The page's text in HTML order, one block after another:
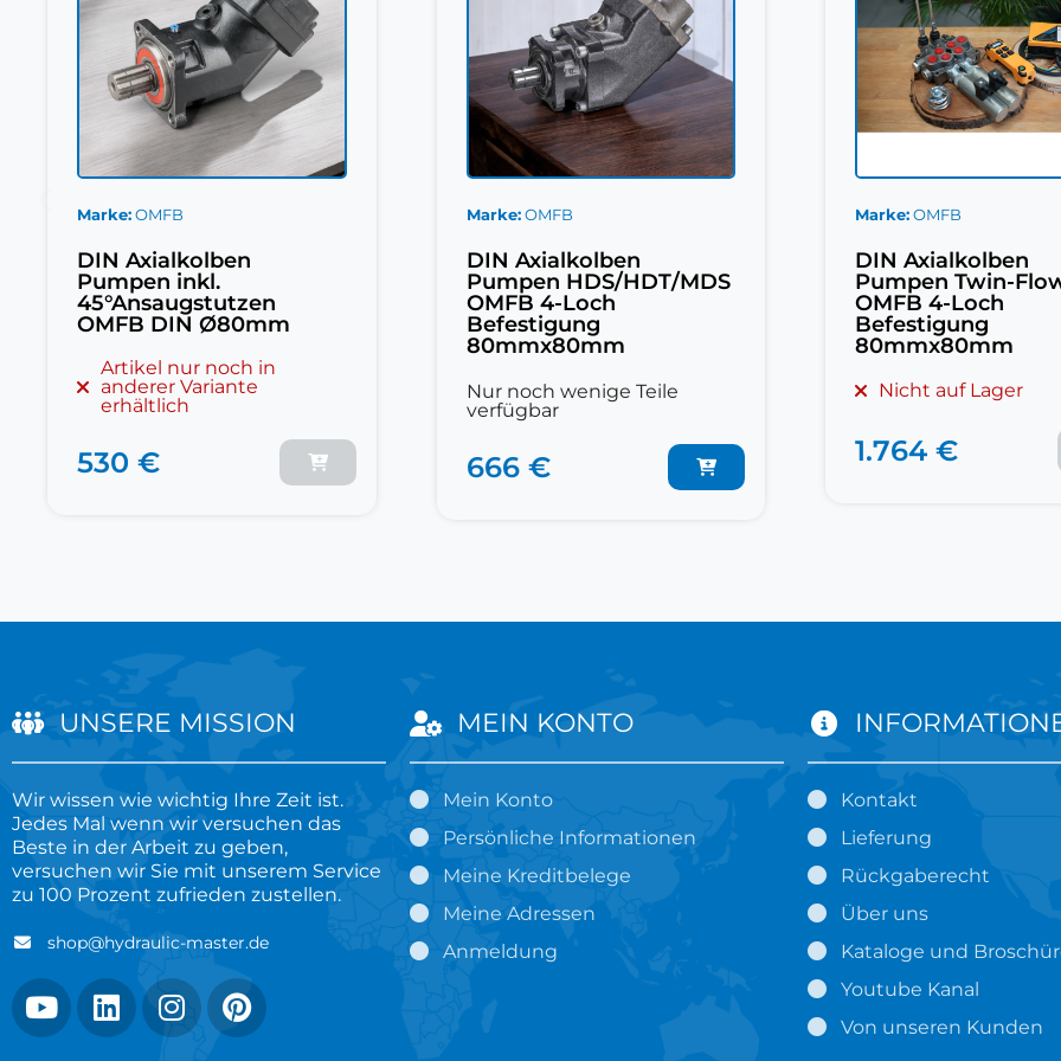
Marke OMFB
DIN Axialkolben
Pumpen inkl.
45°Ansaugstutzen
OMFB DIN Ø80mm
Artikel nur noch in
anderer Variante
erhältlich
530 €
Marke OMFB
DIN Axialkolben
Pumpen HDS/HDT/MDS
OMFB 4-Loch
Befestigung
80mmx80mm
Nur noch wenige Teile
verfügbar
666 €
Marke OMFB
DIN Axialkolben
Pumpen Twin-
OMFB 4-Loch
Befestigung
80mmx80mm
Nicht auf Lager
1.764 €
UNSERE MISSION
Wir wissen wie wichtig Ihre Zeit ist.
Jedes Mal wenn wir versuchen das
Beste in der Arbeit zu geben,
versuchen wir Sie mit unserem Service
zu 100 Prozent zufrieden zustellen.
shop@hydraulic-master.de
MEIN KONTO
Mein Konto
Persönliche Informationen
Meine Kreditbelege
Meine Adressen
Anmeldung
Kontakt
Lieferung
Rückgaberecht
Über uns
Kataloge und
Youtube Kanal
Von unseren Kunden